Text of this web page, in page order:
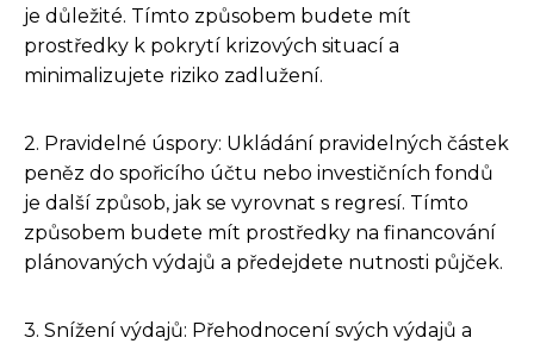
je důležité. Tímto způsobem budete mít
prostředky k pokrytí krizových situací a
minimalizujete riziko zadlužení.
2. Pravidelné úspory: Ukládání pravidelných částek
peněz do spořicího účtu nebo investičních fondů
je další způsob, jak se vyrovnat s regresí. Tímto
způsobem budete mít prostředky na financování
plánovaných výdajů a předejdete nutnosti půjček.
3. Snížení výdajů: Přehodnocení svých výdajů a